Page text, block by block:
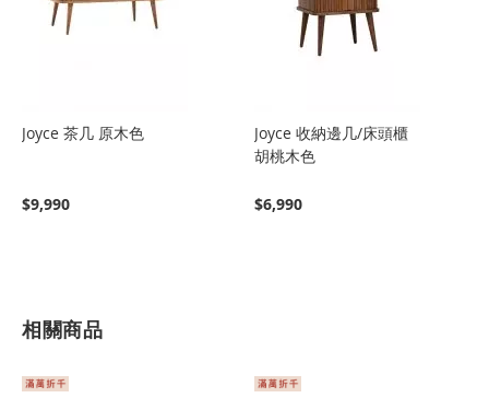
Joyce 茶几 原木色
$9,990
Joyce 收納邊几/床頭櫃
胡桃木色
$6,990
相關商品